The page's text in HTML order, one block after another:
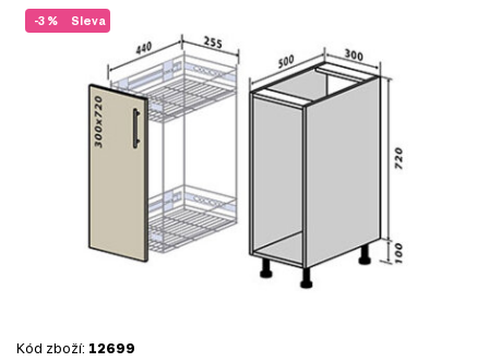
Sleva
-3 %
Kód zboží: 12699